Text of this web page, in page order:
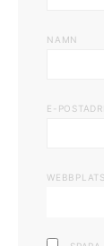
NAMN
E-
WEBBPLATS